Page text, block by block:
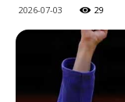
2026-07-03 29